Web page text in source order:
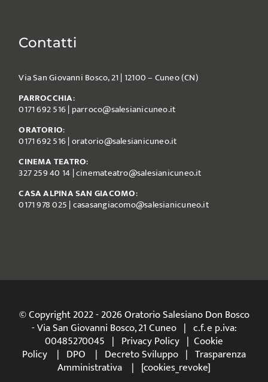
Contatti
Via San Giovanni Bosco, 21 | 12100 – Cuneo (CN)
PARROCCHIA:
0171 692 516| parroco@salesianicuneo.it
ORATORIO:
0171 692 516|oratorio@salesianicuneo.it
CINEMA TEATRO:
327 259 40 14 |cinemateatro@salesianicuneo.it
CASA ALPINA SAN GIACOMO:
0171 978 025 |casasangiacomo@salesianicuneo.it
© Copyright 2022 - 2026 Oratorio Salesiano Don Bosco
- Via San Giovanni Bosco, 21 Cuneo | c.f. e p.iva:
00485270045 | Privacy Policy | Cookie
Policy | DPO | Decreto Sviluppo | Trasparenza
Amministrativa | [cookies_revoke]